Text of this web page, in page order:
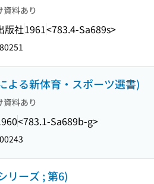
資料あり
版社1961<783.4-Sa689s>
よる新体育・スポーツ選書)
資料あり
<783.1-Sa689b-g>
リーズ ; 第6)